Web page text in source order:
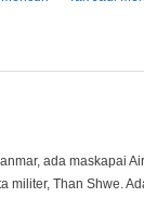
ada maskapai Air
militer, Than Shwe.